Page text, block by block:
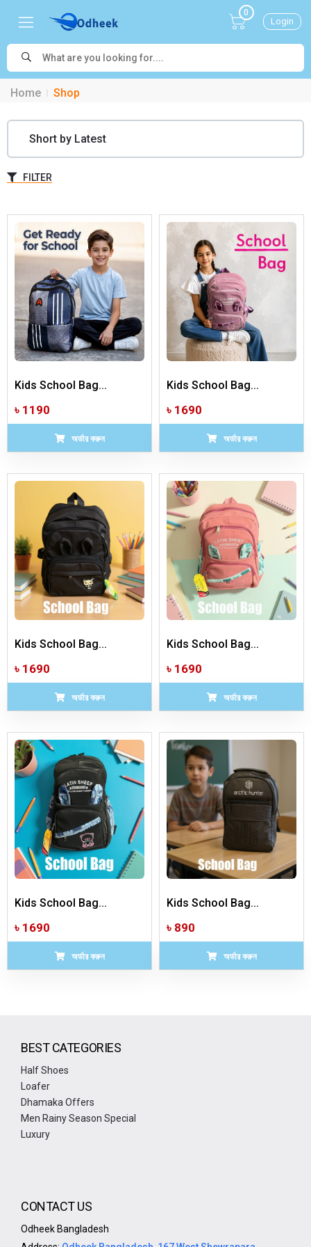
0
Login
Home Shop
FILTER
Kids School Bag...
৳ 1190
অর্ডার করুন
Kids School Bag...
৳ 1690
অর্ডার করুন
Kids School Bag...
৳ 1690
অর্ডার করুন
Kids School Bag...
৳ 1690
অর্ডার করুন
Kids School Bag...
৳ 1690
অর্ডার করুন
Kids School Bag...
৳ 890
অর্ডার করুন
BEST CATEGORIES
Half Shoes
Loafer
Dhamaka Offers
Men Rainy Season Special
Luxury
CONTACT US
Odheek Bangladesh